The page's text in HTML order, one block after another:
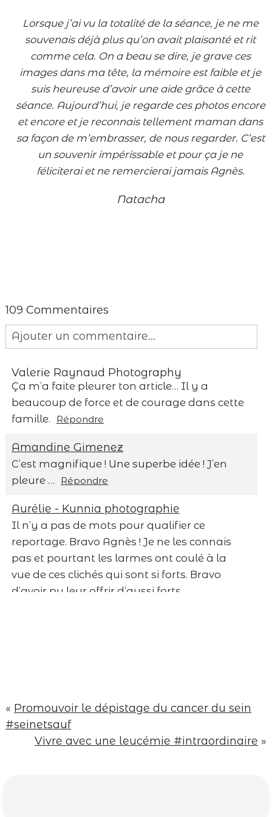
Lorsque j’ai vu la totalité de la séance, je ne me
souvenais déjà plus qu’on avait plaisanté et rit
comme cela. On a beau se dire, je grave ces
images dans ma tête, la mémoire est faible et je
suis heureuse d’avoir une aide grâce à cette
séance. Aujourd’hui, je regarde ces photos encore
et encore et je reconnais tellement maman dans
sa façon de m’embrasser, de nous regarder. C’est
un souvenir impérissable et pour ça je ne
féliciterai et ne remercierai jamais Agnès.
Natacha
109 Commentaires
Ajouter un commentaire...
Your email is
never published or shared.
Required fields are marked *
Save my name, email, and website in this
browser for the next time I comment.
Post Comment
Valerie Raynaud Photography
Ça m’a faite pleurer ton article… Il y a
beaucoup de force et de courage dans cette
famille.
Répondre
Amandine Gimenez
C’est magnifique ! Une superbe idée ! J’en
pleure …
Répondre
Aurélie - Kunnia photographie
Il n’y a pas de mots pour qualifier ce
reportage. Bravo Agnès ! Je ne les connais
pas et pourtant les larmes ont coulé à la
vue de ces clichés qui sont si forts. Bravo
d’avoir pu leur offrir d’aussi forts
Fiou.
La claque.
Magnifique reportage Agnès…
« Promouvoir le dépistage du cancer du sein
#seinetsauf
Vivre avec une leucémie #intraordinaire »